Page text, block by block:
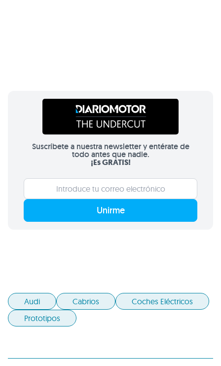
Suscríbete a nuestra newsletter y entérate de
todo antes que nadie.
¡Es GRATIS!
Unirme
Audi Cabrios
Coches Eléctricos
Prototipos